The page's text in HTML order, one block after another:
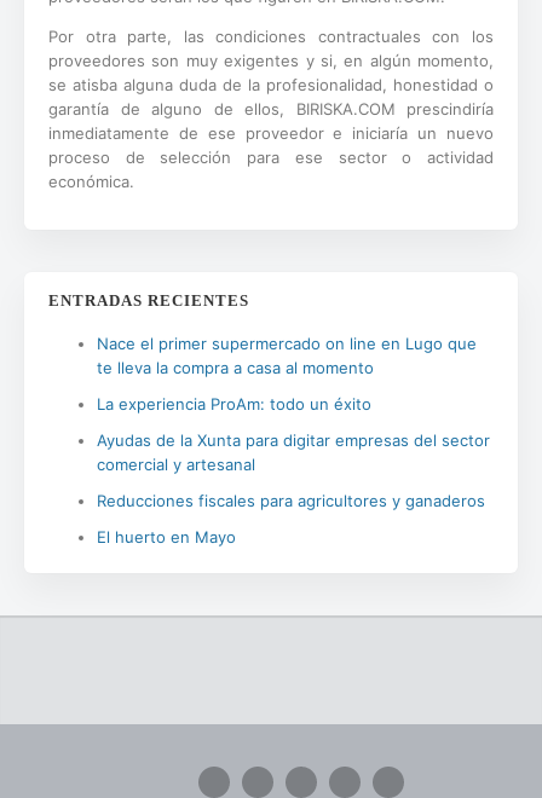
Por otra parte, las condiciones contractuales con los
proveedores son muy exigentes y si, en algún momento,
se atisba alguna duda de la profesionalidad, honestidad o
garantía de alguno de ellos, BIRISKA.COM prescindiría
inmediatamente de ese proveedor e iniciaría un nuevo
proceso de selección para ese sector o actividad
económica.
ENTRADAS RECIENTES
Nace el primer supermercado on line en Lugo que
te lleva la compra a casa al momento
La experiencia ProAm: todo un éxito
Ayudas de la Xunta para digitar empresas del sector
comercial y artesanal
Reducciones fiscales para agricultores y ganaderos
El huerto en Mayo